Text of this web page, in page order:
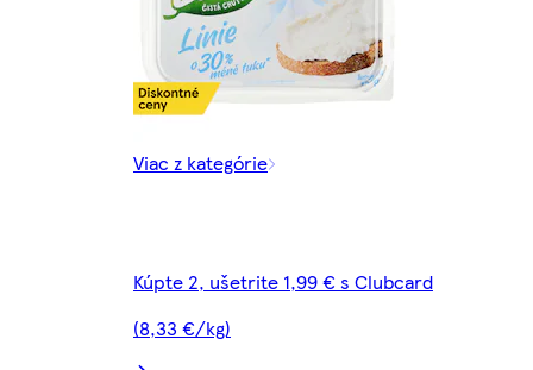
Viac z kategórie
Kúpte 2, ušetrite 1,99 € s Clubcard
(8,33 €/kg)